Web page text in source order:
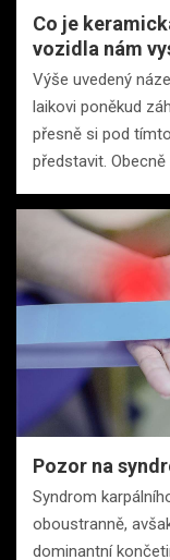
Co je
vozidla nám
Výše uvedený
laikovi poněkud
přesně si pod
představit.
Pozor na
Syndrom
oboustranně,
dominantní